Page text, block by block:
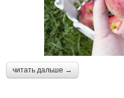
читать дальше →